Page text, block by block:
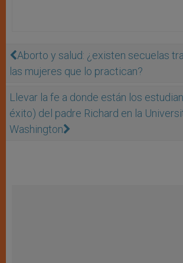
Aborto y salud: ¿existen secuelas
las mujeres que lo practican?
Llevar la fe a donde están los
éxito) del padre Richard en la
Washington